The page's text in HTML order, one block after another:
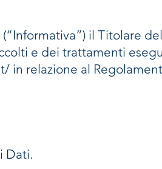
il Titolare
e dei trattamenti
in relazione al
Dati.